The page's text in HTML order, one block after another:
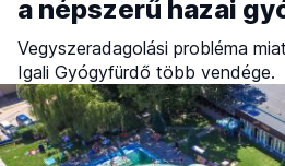
a népszerű hazai
Vegyszeradagolási probléma
Igali Gyógyfürdő több vendége.